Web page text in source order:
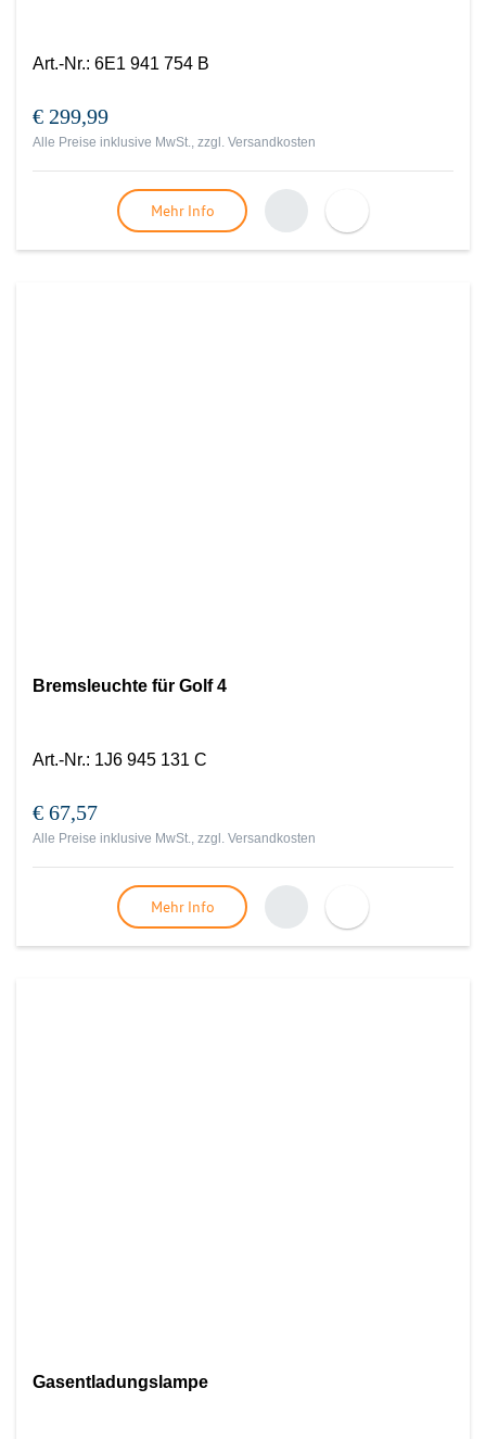
Art.-Nr.: 6E1 941 754 B
€ 299,99
Alle Preise inklusive MwSt., zzgl. Versandkosten
Mehr Info
Bremsleuchte für Golf 4
Art.-Nr.: 1J6 945 131 C
€ 67,57
Alle Preise inklusive MwSt., zzgl. Versandkosten
Mehr Info
Gasentladungslampe